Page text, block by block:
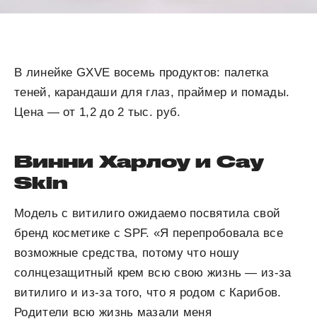
В линейке GXVE восемь продуктов: палетка
теней, карандаши для глаз, праймер и помады.
Цена — от 1,2 до 2 тыс. руб.
Винни Харлоу и Cay
Skin
Модель с витилиго ожидаемо посвятила свой
бренд косметике с SPF. «Я перепробовала все
возможные средства, потому что ношу
солнцезащитный крем всю свою жизнь — из-за
витилиго и из-за того, что я родом с Карибов.
Родители всю жизнь мазали меня